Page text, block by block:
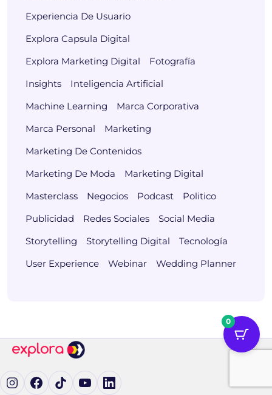
Experiencia De Usuario
Explora Capsula Digital
Explora Marketing Digital
Fotografía
Insights
Inteligencia Artificial
Machine Learning
Marca Corporativa
Marca Personal
Marketing
Marketing De Contenidos
Marketing De Moda
Marketing Digital
Masterclass
Negocios Podcast
Politico
Publicidad
Redes Sociales
Social Media
Storytelling
Storytelling Digital
Tecnología
User Experience
Webinar Wedding Planner
Ig (se abre en una pestaña nueva)
Fb (se abre en una pestaña nueva)
tK (se abre en una pestaña nueva)
yT (se abre en una pestaña nueva)
in (se abre en una pestaña nueva)
0